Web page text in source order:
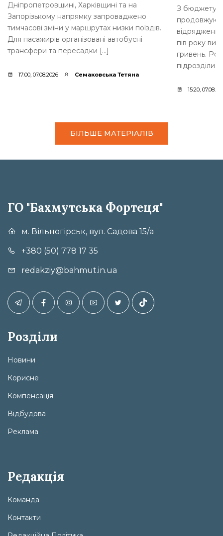
Дніпропетровщині, Харківщині та на
Запорізькому напрямку запроваджено
тимчасові зміни у маршрутах низки поїздів.
Для пасажирів організовані автобусні
трансфери та пересадки […]
17:00, 07.08.2026 Семаковська Тетяна
З бюджету
пів року
гривень.
підрозділи
15:20,
БІЛЬШЕ МАТЕРІАЛІВ
ГО "Бахмутська Фортеця"
м. Вільногірськ, вул. Садова 15/а
+380 (50) 778 17 35
redakziy@bahmut.in.ua
Розділи
Новини
Корисне
Компенсація
Відбудова
Реклама
Редакція
Команда
Контакти